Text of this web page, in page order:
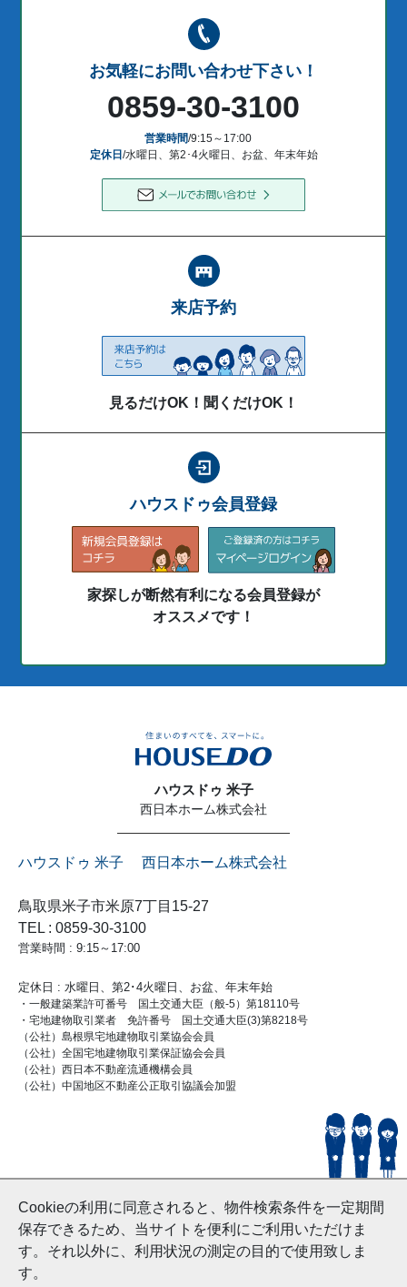
Cookieの利用に同意されると、物件検索条件を一定期間
保存できるため、当サイトを便利にご利用いただけま
す。それ以外に、利用状況の測定の目的で使用致しま
す。
お気軽にお問い合わせ下さい！
0859-30-3100
営業時間/9:15～17:00
定休日 /水曜日、第2･4火曜日、お盆、年末年始
来店予約
見るだけOK！聞くだけOK！
ハウスドゥ会員登録
家探しが断然有利になる会員登録が
オススメです！
ハウスドゥ 米子
西日本ホーム株式会社
ハウスドゥ 米子 西日本ホーム株式会社
鳥取県米子市米原7丁目15-27
TEL : 0859-30-3100
営業時間 : 9:15～17:00
定休日 : 水曜日、第2･4火曜日、お盆、年末年始
・一般建築業許可番号 国土交通大臣（般-5）第18110号
・宅地建物取引業者 免許番号 国土交通大臣(3)第8218号
（公社）島根県宅地建物取引業協会会員
（公社）全国宅地建物取引業保証協会会員
（公社）西日本不動産流通機構会員
（公社）中国地区不動産公正取引協議会加盟
© HouseDoYonago
and Nishinihon Home Co.ltd All Rights Reserved.